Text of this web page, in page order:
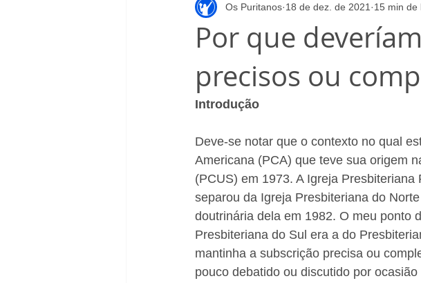
Santidade Ministério pastoral Discipulado
Evangelho
Por que
precisos ou
Os Puritanos 18 de dez. de 2021 15 min de
Introdução
Deve-se notar que o contexto no qual
Americana (PCA) que teve sua origem
(PCUS) em 1973. A Igreja
separou da Igreja Presbiteriana do
doutrinária dela em 1982. O meu ponto
Presbiteriana do Sul era a do
mantinha a subscrição precisa ou
pouco debatido ou discutido por